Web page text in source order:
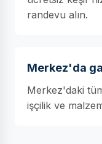
randevu alın.
Merkez'da
Merkez'daki
işçilik ve